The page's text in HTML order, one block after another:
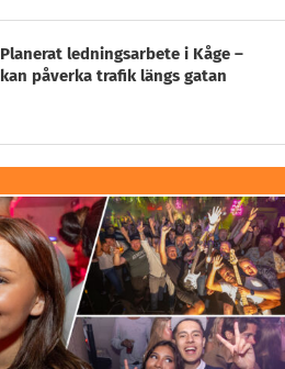
Planerat ledningsarbete i Kåge –
kan påverka trafik längs gatan